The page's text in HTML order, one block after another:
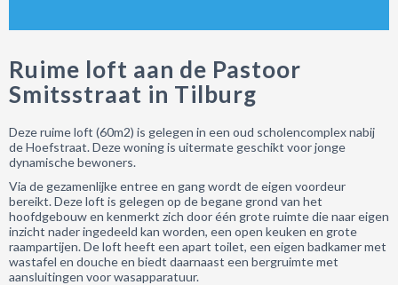
Ruime loft aan de Pastoor
Smitsstraat in Tilburg
Deze ruime loft (60m2) is gelegen in een oud scholencomplex nabij
de Hoefstraat. Deze woning is uitermate geschikt voor jonge
dynamische bewoners.
Via de gezamenlijke entree en gang wordt de eigen voordeur
bereikt. Deze loft is gelegen op de begane grond van het
hoofdgebouw en kenmerkt zich door één grote ruimte die naar eigen
inzicht nader ingedeeld kan worden, een open keuken en grote
raampartijen. De loft heeft een apart toilet, een eigen badkamer met
wastafel en douche en biedt daarnaast een bergruimte met
aansluitingen voor wasapparatuur.